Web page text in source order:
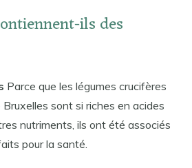
ils des
Parce que les légumes crucifères
sont si riches en acides
nutriments, ils ont été associés
pour la santé.